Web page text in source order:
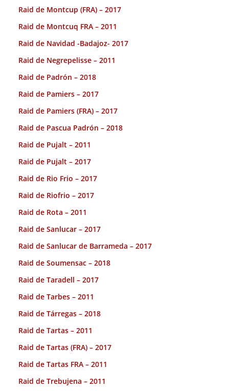
Raid de Montcup (FRA) – 2017
Raid de Montcuq FRA – 2011
Raid de Navidad -Badajoz- 2017
Raid de Negrepelisse – 2011
Raid de Padrón – 2018
Raid de Pamiers – 2017
Raid de Pamiers (FRA) – 2017
Raid de Pascua Padrón – 2018
Raid de Pujalt – 2011
Raid de Pujalt – 2017
Raid de Rio Frio – 2017
Raid de Riofrio – 2017
Raid de Rota – 2011
Raid de Sanlucar – 2017
Raid de Sanlucar de Barrameda – 2017
Raid de Soumensac – 2018
Raid de Taradell – 2017
Raid de Tarbes – 2011
Raid de Tárregas – 2018
Raid de Tartas – 2011
Raid de Tartas (FRA) – 2017
Raid de Tartas FRA – 2011
Raid de Trebujena – 2011